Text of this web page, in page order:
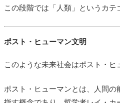
この段階では「人類」というカテ
ポスト・ヒューマン文明
このような未来社会はポスト・ヒ
ポスト・ヒューマンとは、人間の